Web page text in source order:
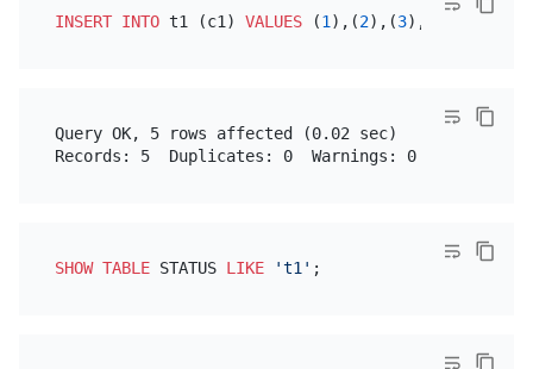
INSERT INTO t1 (c1) VALUES (1 ),(2),(3),(
Query OK, 5 rows affected (0.02 sec)
Records: 5  Duplicates: 0  Warnings: 0
SHOW TABLE STATUS LIKE 't1'